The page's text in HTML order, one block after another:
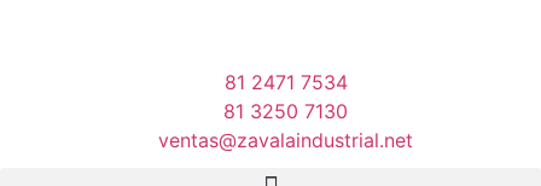
81 2471 7534
81 3250 7130
ventas@zavalaindustrial.net